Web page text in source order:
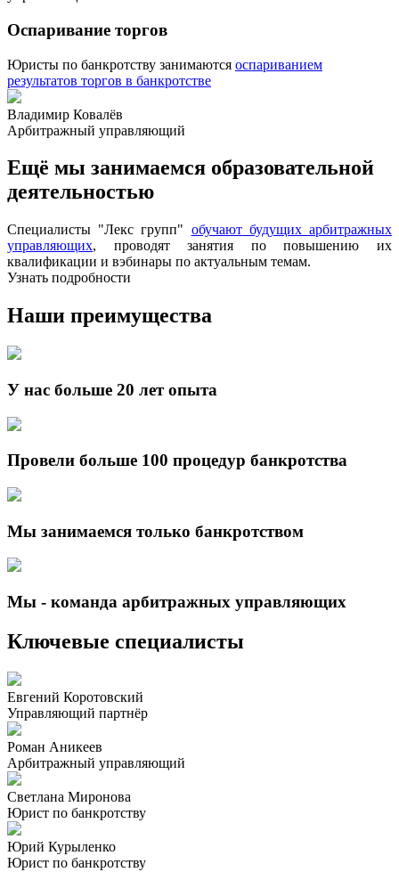
Оспаривание торгов
Юристы по банкротству занимаются оспариванием
результатов торгов в банкротстве
Владимир Ковалёв
Арбитражный управляющий
Ещё мы занимаемся образовательной
деятельностью
Специалисты "Лекс групп" обучают будущих арбитражных
управляющих, проводят занятия по повышению их
квалификации и вэбинары по актуальным темам.
Узнать подробности
Наши преимущества
У нас больше 20 лет опыта
Провели больше 100 процедур банкротства
Мы занимаемся только банкротством
Мы - команда арбитражных управляющих
Ключевые специалисты
Евгений Коротовский
Управляющий партнёр
Роман Аникеев
Арбитражный управляющий
Светлана Миронова
Юрист по банкротству
Юрий Курыленко
Юрист по банкротству